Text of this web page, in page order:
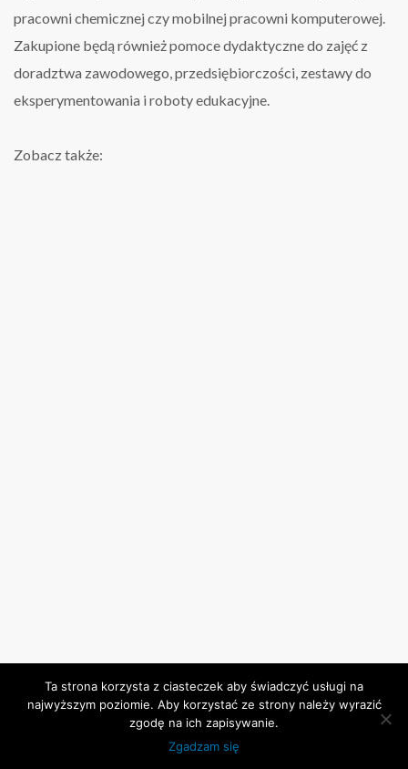
pracowni chemicznej czy mobilnej pracowni komputerowej.
Zakupione będą również pomoce dydaktyczne do zajęć z
doradztwa zawodowego, przedsiębiorczości, zestawy do
eksperymentowania i roboty edukacyjne.
Zobacz także:
Ta strona korzysta z ciasteczek aby świadczyć usługi na
najwyższym poziomie. Aby korzystać ze strony należy wyrazić
zgodę na ich zapisywanie.
Zgadzam się